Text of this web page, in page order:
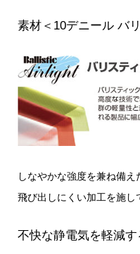
素材＜10デニール バ
しなやかな強度を兼ね備
飛び出しにくい加工を施し
不快な静電気を軽減